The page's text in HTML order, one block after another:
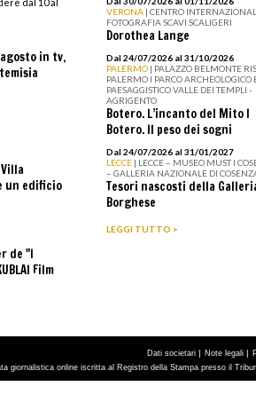
in tv,
un edificio
de "I
Film
VERONA | CENTRO
FOTOGRAFIA SCAVI SCALIGERI
Dorothea Lange
Dal 24/07/2026 al 31/10/2026
PALERMO | PALAZZO BELMONTE
PALERMO I PARCO ARCHEOLOGICO
PAESAGGISTICO VALLE DEI TEMPLI -
AGRIGENTO
Botero. L’incanto del Mito I
Botero. Il peso dei sogni
Dal 24/07/2026 al 31/01/2027
LECCE | LECCE – MUSEO MUST I
– GALLERIA NAZIONALE DI
Tesori nascosti della
Borghese
LEGGI TUTTO >
Dati societari | Note legali |
giornalistica online iscritta al Registro della Stampa presso il